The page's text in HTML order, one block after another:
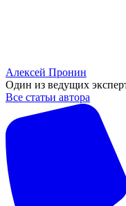
Алексей Пронин
Один из ведущих
Все статьи автора